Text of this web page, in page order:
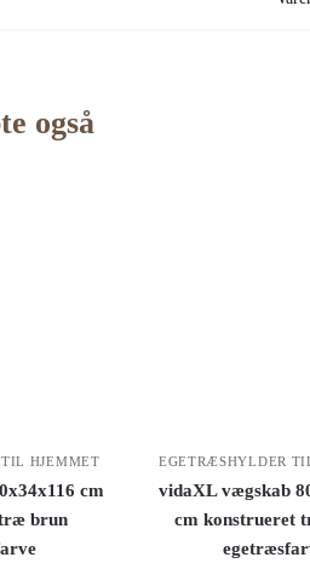
også
HJEMMET
cm
brun
EGETRÆSHYLDER
vidaXL vægskab
cm konstrueret